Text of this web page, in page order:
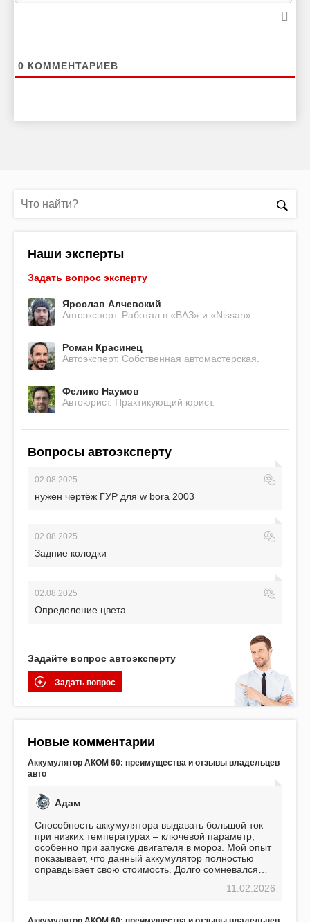
0 КОММЕНТАРИЕВ
Наши эксперты
Задать вопрос эксперту
Ярослав Алчевский
Автоэксперт. Работал в «ВАЗ» и «Nissan».
Роман Красинец
Автоэксперт. Собственная автомастерская.
Феликс Наумов
Автоюрист. Практикующий юрист.
Вопросы автоэксперту
02.08.2025
нужен чертёж ГУР для w bora 2003
02.08.2025
Задние колодки
02.08.2025
Определение цвета
Задайте вопрос автоэксперту
Задать вопрос
Новые комментарии
Аккумулятор АКОМ 60: преимущества и отзывы владельцев
авто
Адам
Способность аккумулятора выдавать большой ток
при низких температурах – ключевой параметр,
особенно при запуске двигателя в мороз. Мой опыт
показывает, что данный аккумулятор полностью
оправдывает свою стоимость. Долго сомневался
пожалел. Считаю, что это отличное вложение,11.02.2026